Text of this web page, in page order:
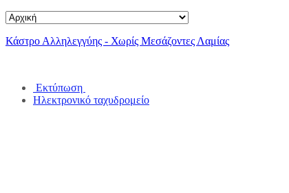
Κάστρο Αλληλεγγύης - Χωρίς Μεσάζοντες Λαμίας
Εκτύπωση
Ηλεκτρονικό ταχυδρομείο